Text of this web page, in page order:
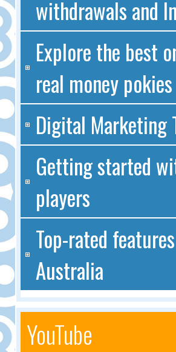
withdrawals and
Explore the best
real money pokies
Digital Marketing
Getting started
players
Top-rated
Australia
YouTube